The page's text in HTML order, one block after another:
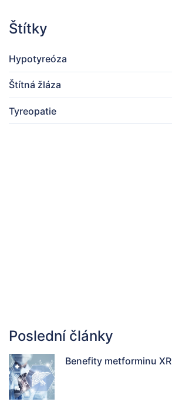
Štítky
Hypotyreóza
Štítná žláza
Tyreopatie
Poslední články
Benefity metforminu